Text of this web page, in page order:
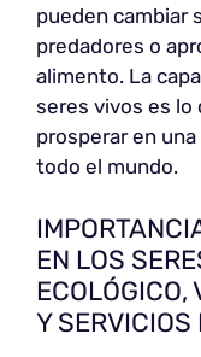
pueden cambiar
predadores o
alimento. La
seres vivos es lo
prosperar en
todo el mundo.
EN LOS
Y SERVICIOS